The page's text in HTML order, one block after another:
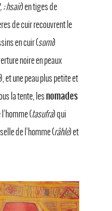
; hsair) en tiges de
de cuir recouvrent le
en cuir (somi)
noire en peaux
), et une peau plus petite et
la tente, les nomades
(tasufra) qui
de l’homme (râhle) et